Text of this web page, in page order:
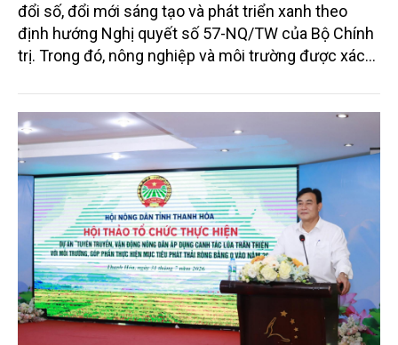
đổi số, đổi mới sáng tạo và phát triển xanh theo
định hướng Nghị quyết số 57-NQ/TW của Bộ Chính
trị. Trong đó, nông nghiệp và môi trường được xác
sắc bởi các tiến bộ công nghệ và cam kết bền vững
toàn cầu, đặc biệt là mục tiêu đưa phát thải ròng
bằng 0 (Net-Zero) vào năm 2050.